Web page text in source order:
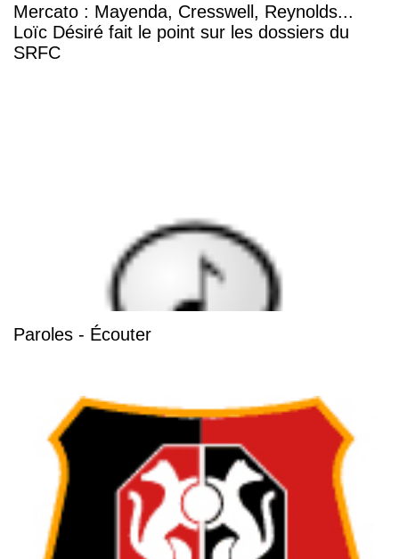
Mercato : Mayenda, Cresswell, Reynolds...
Loïc Désiré fait le point sur les dossiers du
SRFC
Paroles - Écouter